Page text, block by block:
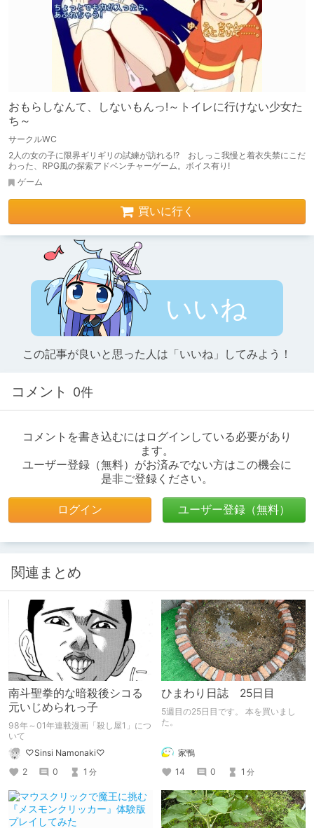
おもらしなんて、しないもんっ!～トイレに行けない少女た
ち～
サークルWC
2人の女の子に限界ギリギリの試練が訪れる!? おしっこ我慢と着衣失禁にこだ
わった、RPG風の探索アドベンチャーゲーム。ボイス有り!
ゲーム
買いに行く
いいね
この記事が良いと思った人は「いいね」してみよう！
コメント 0件
コメントを書き込むにはログインしている必要があり
ます。
ユーザー登録（無料）がお済みでない方はこの機会に
是非ご登録ください。
ログイン ユーザー登録（無料）
関連まとめ
南斗聖拳的な暗殺後シコる
元いじめられっ子
98年～01年連載漫画「殺し屋1」につ
いて
♡Sinsi Namonaki♡
2
0 1 分
ひまわり日誌 25日目
5週目の25日目です。 本を買いまし
た。
家鴨
14
0 1 分